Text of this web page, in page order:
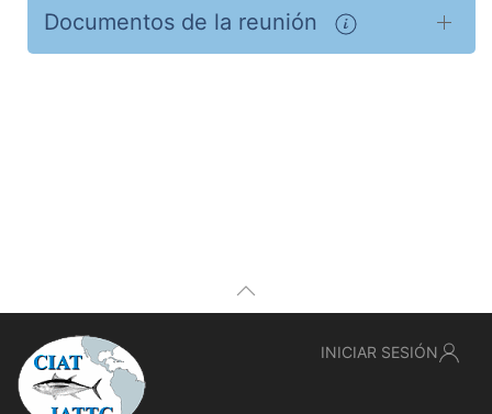
Documentos de la reunión
INICIAR SESIÓN